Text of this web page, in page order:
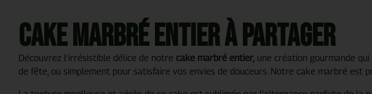
Cake marbré entier à partager
Découvrez l’irrésistible délice de notre cake marbré entier, une création gourmande
de fête, ou simplement pour satisfaire vos envies de douceurs. Notre cake marbré est